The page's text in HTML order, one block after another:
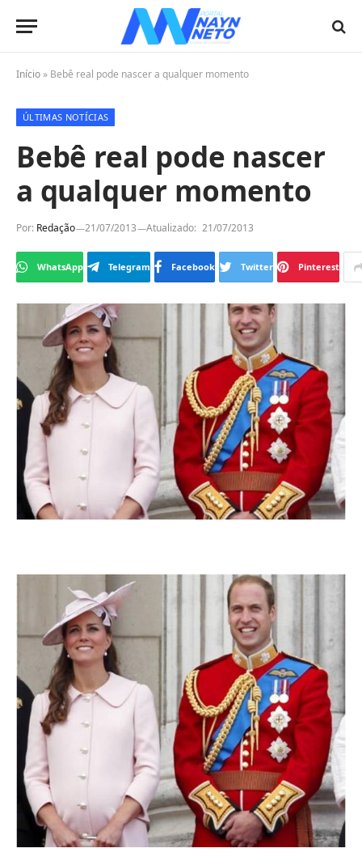
Início » Bebê real pode nascer a qualquer momento
ÚLTIMAS NOTÍCIAS
Bebê real pode nascer
a qualquer momento
Por: Redação 21/07/2013 Atualizado: 21/07/2013
WhatsApp Telegram Facebook Twitter Pinterest